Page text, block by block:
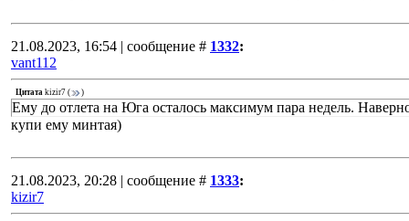
21.08.2023, 16:54 | сообщение # 1332:
vant112
Цитата kizir7 ( )
Ему до отлета на Юга осталось максимум пара недель.
купи ему минтая)
21.08.2023, 20:28 | сообщение # 1333:
kizir7